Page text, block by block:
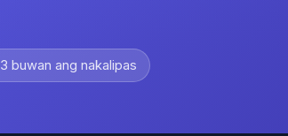
3 buwan ang nakalipas